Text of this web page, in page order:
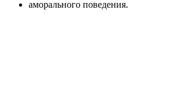
аморального поведения.